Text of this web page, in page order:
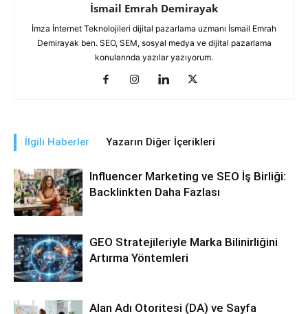
İsmail Emrah Demirayak
İmza İnternet Teknolojileri dijital pazarlama uzmanı İsmail Emrah
Demirayak ben. SEO, SEM, sosyal medya ve dijital pazarlama
konularında yazılar yazıyorum.
İlgili Haberler Yazarın Diğer İçerikleri
Influencer Marketing ve SEO İş Birliği:
Backlinkten Daha Fazlası
GEO Stratejileriyle Marka Bilinirliğini
Artırma Yöntemleri
Alan Adı Otoritesi (DA) ve Sayfa